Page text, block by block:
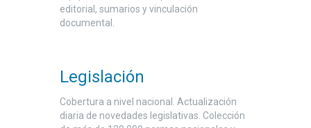
Legislación
editorial, sumarios y vinculación
documental.
Cobertura a nivel nacional. Actualización
diaria de novedades legislativas. Colección